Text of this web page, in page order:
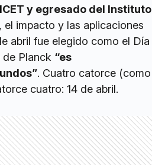
y egresado del Instituto
impacto y las aplicaciones
abril fue elegido como el Día
Planck “es
. Cuatro catorce (como
cuatro: 14 de abril.